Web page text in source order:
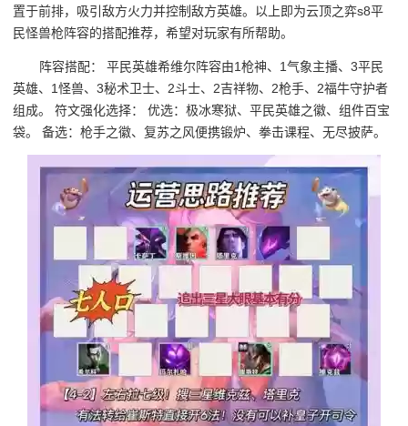
置于前排，吸引敌方火力并控制敌方英雄。以上即为云顶之弈s8平
民怪兽枪阵容的搭配推荐，希望对玩家有所帮助。
阵容搭配： 平民英雄希维尔阵容由1枪神、1气象主播、3平民
英雄、1怪兽、3秘术卫士、2斗士、2吉祥物、2枪手、2福牛守护者
组成。 符文强化选择： 优选：极冰寒狱、平民英雄之徽、组件百宝
袋。 备选：枪手之徽、复苏之风便携锻炉、拳击课程、无尽披萨。